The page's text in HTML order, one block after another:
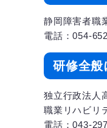
静岡障害者職
電話：054-
研修全般
独立行政法人
職業リハビリ
電話：043-